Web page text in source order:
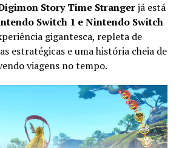
solo, o multiplayer
pode chamar amigos para
ou entrar nas salas de outros
sessões cooperativas e
adicionais, aumentando ainda
aventura.
Story Time Strangerjá está
Switch 1 e Nintendo Switch
gigantesca, repleta de
estratégicas e uma história cheia de
viagens no tempo.